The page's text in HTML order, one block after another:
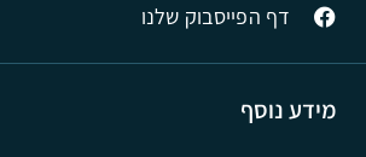
מידע נוסף
דף הפייסבוק שלנו